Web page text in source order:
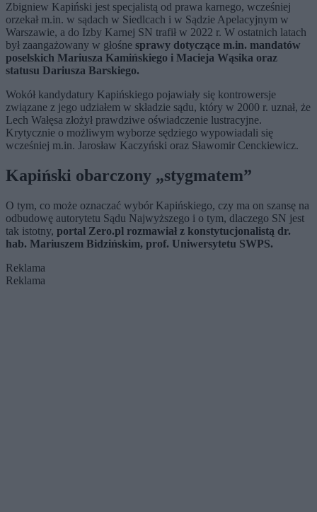
Zbigniew Kapiński jest specjalistą od prawa karnego, wcześniej
orzekał m.in. w sądach w Siedlcach i w Sądzie Apelacyjnym w
Warszawie, a do Izby Karnej SN trafił w 2022 r. W ostatnich latach
był zaangażowany w głośne sprawy dotyczące m.in. mandatów
poselskich Mariusza Kamińskiego i Macieja Wąsika oraz
statusu Dariusza Barskiego.
Wokół kandydatury Kapińskiego pojawiały się kontrowersje
związane z jego udziałem w składzie sądu, który w 2000 r. uznał, że
Lech Wałęsa złożył prawdziwe oświadczenie lustracyjne.
Krytycznie o możliwym wyborze sędziego wypowiadali się
wcześniej m.in. Jarosław Kaczyński oraz Sławomir Cenckiewicz.
Kapiński obarczony „stygmatem”
O tym, co może oznaczać wybór Kapińskiego, czy ma on szansę na
odbudowę autorytetu Sądu Najwyższego i o tym, dlaczego SN jest
tak istotny, portal Zero.pl rozmawiał z konstytucjonalistą dr.
hab. Mariuszem Bidzińskim, prof. Uniwersytetu SWPS.
Reklama
Reklama